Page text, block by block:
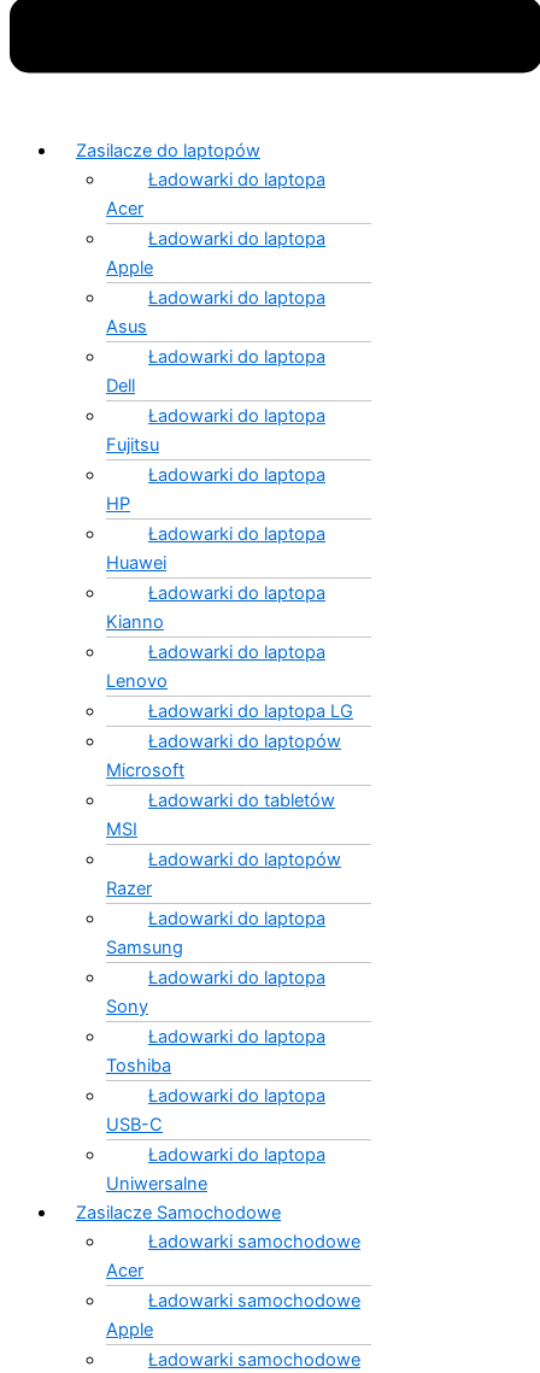
Zasilacze do laptopów
Ładowarki do laptopa
Acer
Ładowarki do laptopa
Apple
Ładowarki do laptopa
Asus
Ładowarki do laptopa
Dell
Ładowarki do laptopa
Fujitsu
Ładowarki do laptopa
HP
Ładowarki do laptopa
Huawei
Ładowarki do laptopa
Kianno
Ładowarki do laptopa
Lenovo
Ładowarki do laptopa LG
Ładowarki do laptopów
Microsoft
Ładowarki do tabletów
MSI
Ładowarki do laptopów
Razer
Ładowarki do laptopa
Samsung
Ładowarki do laptopa
Sony
Ładowarki do laptopa
Toshiba
Ładowarki do laptopa
USB-C
Ładowarki do laptopa
Uniwersalne
Zasilacze Samochodowe
Ładowarki samochodowe
Acer
Ładowarki samochodowe
Apple
Ładowarki samochodowe